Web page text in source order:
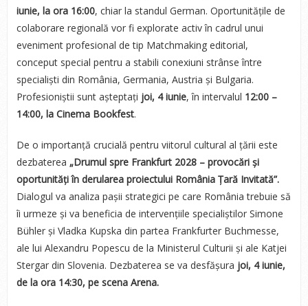
iunie, la ora 16:00, chiar la standul German. Oportunitățile de
colaborare regională vor fi explorate activ în cadrul unui
eveniment profesional de tip Matchmaking editorial,
conceput special pentru a stabili conexiuni strânse între
specialiști din România, Germania, Austria și Bulgaria.
Profesioniștii sunt așteptați joi, 4 iunie, în intervalul 12:00 –
14:00, la Cinema Bookfest.
De o importanță crucială pentru viitorul cultural al țării este
dezbaterea „Drumul spre Frankfurt 2028 – provocări și
oportunități în derularea proiectului România Țară Invitată”.
Dialogul va analiza pașii strategici pe care România trebuie să
îi urmeze și va beneficia de intervențiile specialiștilor Simone
Bühler și Vladka Kupska din partea Frankfurter Buchmesse,
ale lui Alexandru Popescu de la Ministerul Culturii și ale Katjei
Stergar din Slovenia. Dezbaterea se va desfășura joi, 4 iunie,
de la ora 14:30, pe scena Arena.